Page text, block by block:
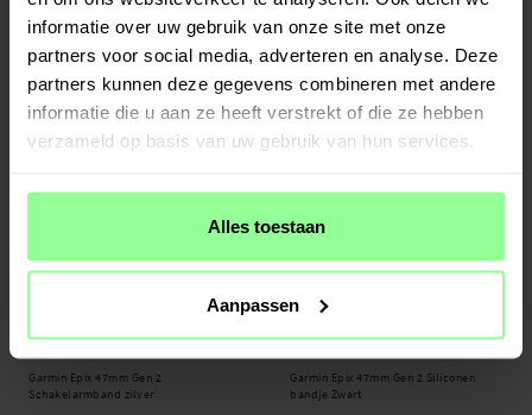
informatie over uw gebruik van onze site met onze
partners voor social media, adverteren en analyse. Deze
partners kunnen deze gegevens combineren met andere
informatie die u aan ze heeft verstrekt of die ze hebben
verzameld op basis van uw gebruik van hun services.
Alles toestaan
Aanpassen
€ 23,95 € 34,95
Op voorraad
Garmin Epix 47mm Gen 2
Schakelarmband zilver
Op voorraad
Garmin Epix 47mm Gen 2 Siliconen
bandje Zwart